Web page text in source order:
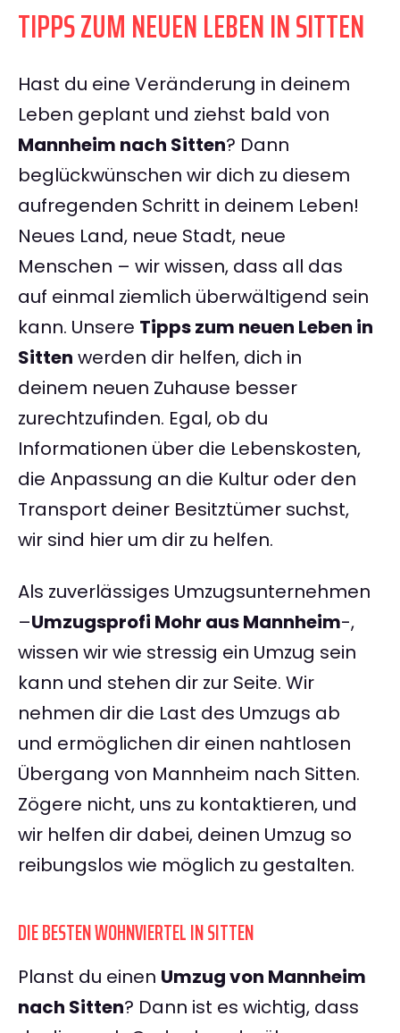
TIPPS ZUM NEUEN LEBEN IN SITTEN
Hast du eine Veränderung in deinem
Leben geplant und ziehst bald von
Mannheim nach Sitten? Dann
beglückwünschen wir dich zu diesem
aufregenden Schritt in deinem Leben!
Neues Land, neue Stadt, neue
Menschen – wir wissen, dass all das
auf einmal ziemlich überwältigend sein
kann. Unsere Tipps zum neuen Leben in
Sitten werden dir helfen, dich in
deinem neuen Zuhause besser
zurechtzufinden. Egal, ob du
Informationen über die Lebenskosten,
die Anpassung an die Kultur oder den
Transport deiner Besitztümer suchst,
wir sind hier um dir zu helfen.
Als zuverlässiges Umzugsunternehmen
–Umzugsprofi Mohr aus Mannheim-,
wissen wir wie stressig ein Umzug sein
kann und stehen dir zur Seite. Wir
nehmen dir die Last des Umzugs ab
und ermöglichen dir einen nahtlosen
Übergang von Mannheim nach Sitten.
Zögere nicht, uns zu kontaktieren, und
wir helfen dir dabei, deinen Umzug so
reibungslos wie möglich zu gestalten.
DIE BESTEN WOHNVIERTEL IN SITTEN
Planst du einen Umzug von Mannheim
nach Sitten? Dann ist es wichtig, dass